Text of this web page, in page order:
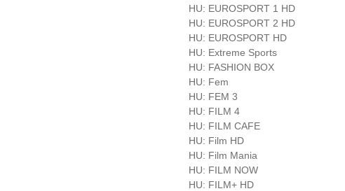
HU: EUROSPORT 1 HD
HU: EUROSPORT 2 HD
HU: EUROSPORT HD
HU: Extreme Sports
HU: FASHION BOX
HU: Fem
HU: FEM 3
HU: FILM 4
HU: FILM CAFE
HU: Film HD
HU: Film Mania
HU: FILM NOW
HU: FILM+ HD